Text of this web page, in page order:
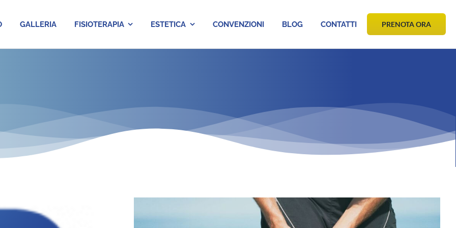
GALLERIA FISIOTERAPIA ESTETICA CONVENZIONI BLOG CONTATTI PRENOTA ORA